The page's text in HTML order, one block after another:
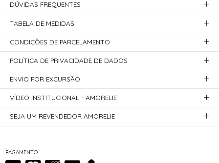
PAGAMENTO
DÚVIDAS FREQUENTES
TABELA DE MEDIDAS
CONDIÇÕES DE PARCELAMENTO
POLÍTICA DE PRIVACIDADE DE DADOS
ENVIO POR EXCURSÃO
VÍDEO INSTITUCIONAL - AMORELIE
SEJA UM REVENDEDOR AMORELIE